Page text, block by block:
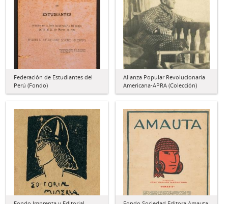
Federación de Estudiantes del
Perú (Fondo)
Alianza Popular Revolucionaria
Americana-APRA (Colección)